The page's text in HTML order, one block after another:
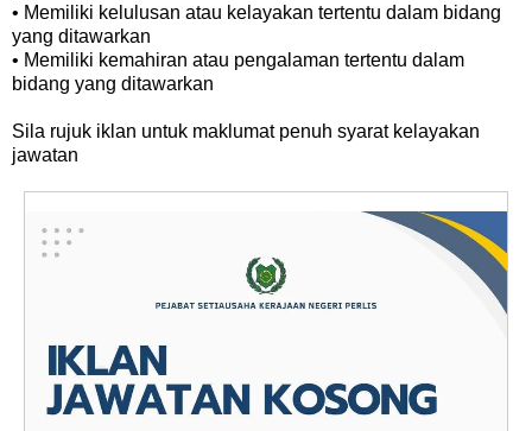
• Memiliki kelulusan atau kelayakan tertentu dalam bidang
yang ditawarkan
• Memiliki kemahiran atau pengalaman tertentu dalam
bidang yang ditawarkan
Sila rujuk iklan untuk maklumat penuh syarat kelayakan
jawatan